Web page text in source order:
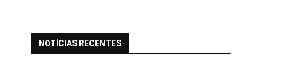
NOTÍCIAS RECENTES